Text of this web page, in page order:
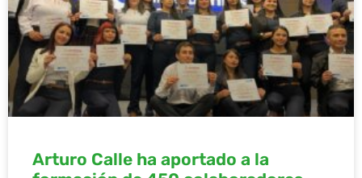
Arturo Calle ha aportado a la